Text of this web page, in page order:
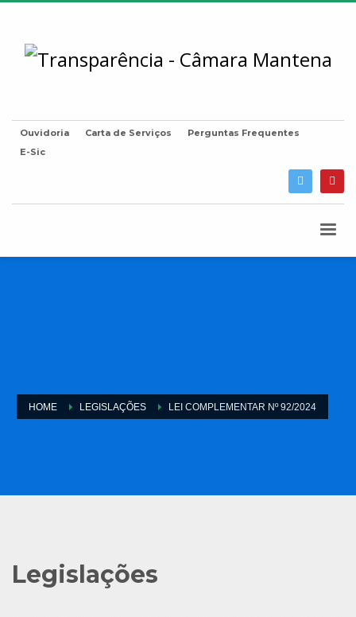
Ouvidoria Carta de Serviços
Perguntas Frequentes
E-Sic
HOME LEGISLAÇÕES LEI COMPLEMENTAR Nº 92/2024
Legislações